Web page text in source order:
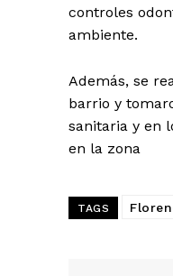
controles
ambiente.
Además, se
barrio y
sanitaria y en
en la zona
TAGS